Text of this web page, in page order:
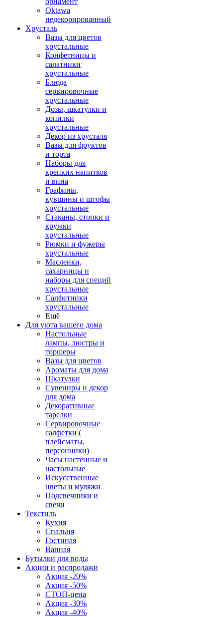
Oktawa
недекорированный
Хрусталь
Вазы для цветов
хрустальные
Конфетницы и
салатники
хрустальные
Блюда
сервировочные
хрустальные
Дозы, шкатулки и
копилки
хрустальные
Декор из хрусталя
Вазы для фруктов
и торта
Наборы для
крепких напитков
и вина
Графины,
кувшины и штофы
хрустальные
Стаканы, стопки и
кружки
хрустальные
Рюмки и фужеры
хрустальные
Масленки,
сахарницы и
наборы для специй
хрустальные
Салфетники
хрустальные
Ещё
Для уюта вашего дома
Настольные
лампы, люстры и
торшеры
Вазы для цветов
Ароматы для дома
Шкатулки
Сувениры и декор
для дома
Декоративные
тарелки
Сервировочные
салфетки (
плейсматы,
персонники)
Часы настенные и
настольные
Искусственные
цветы и муляжи
Подсвечники и
свечи
Текстиль
Кухня
Спальня
Гостиная
Ванная
Бутылки для воды
Акции и распродажи
Акция -20%
Акция -50%
СТОП-цена
Акция -30%
Акция -40%